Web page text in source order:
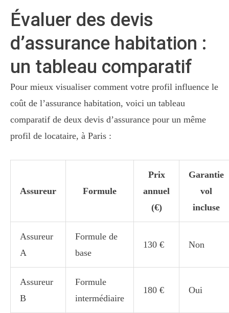
Évaluer des devis
d’assurance habitation :
un tableau comparatif
Pour mieux visualiser comment votre profil influence le
coût de l’assurance habitation, voici un tableau
comparatif de deux devis d’assurance pour un même
profil de locataire, à Paris :
Assureur Formule
Prix
annuel
(€)
Garantie
vol
incluse
Assureur
A
Formule de
base
130 € Non
Assureur
B
Formule
intermédiaire
180 € Oui